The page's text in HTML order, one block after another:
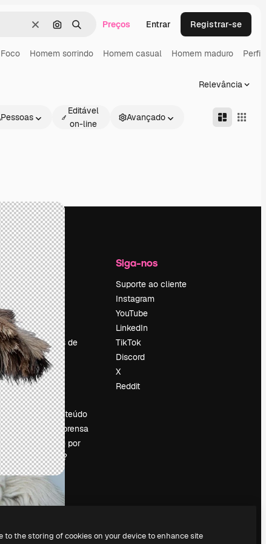
LimparPesquisar por imagem
BuscarPreços Entrar Registrar-se
Foco Homem sorrindo Homem casual Homem maduro Perfil
Relevância
Pessoas
Editável
on-line
Avançado
Empresa
Preços
Sobre nós
Reviews
Emprego
Tendências de
pesquisa
Blog
Eventos
Slidesgo
Vender conteúdo
Sala de imprensa
Procurando por
magnific.ai?
Siga-nos
Suporte ao cliente
Instagram
YouTube
LinkedIn
TikTok
Discord
X
Reddit
to the storing of cookies on your device to enhance site